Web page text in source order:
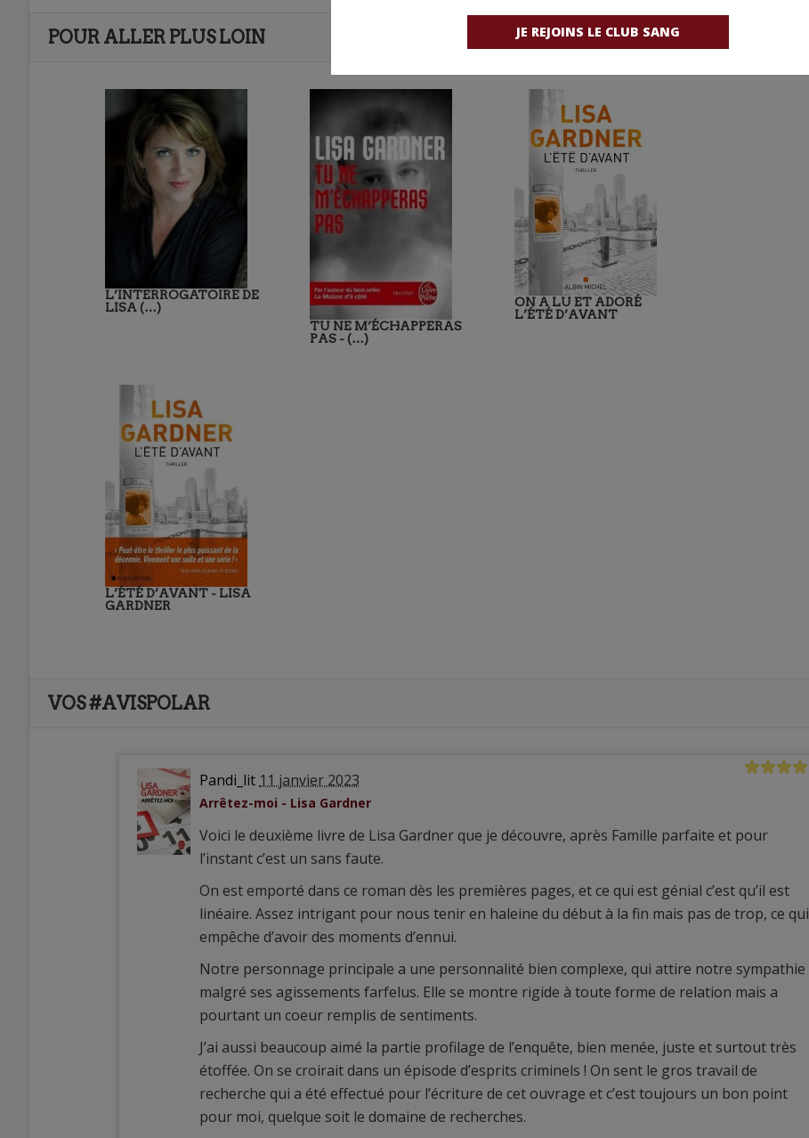
JE REJOINS LE CLUB SANG
POUR ALLER PLUS LOIN
L’INTERROGATOIRE DE
LISA (…)
TU NE M’ÉCHAPPERAS
PAS - (…)
ON A LU ET ADORÉ
L’ÉTÉ D’AVANT
L’ÉTÉ D’AVANT - LISA
GARDNER
VOS #AVISPOLAR
Pandi_lit11 janvier 2023
Arrêtez-moi - Lisa Gardner
Voici le deuxième livre de Lisa Gardner que je découvre, après Famille parfaite et pour
l’instant c’est un sans faute.
On est emporté dans ce roman dès les premières pages, et ce qui est génial c’est qu’il est
linéaire. Assez intrigant pour nous tenir en haleine du début à la fin mais pas de trop, ce qui
empêche d’avoir des moments d’ennui.
Notre personnage principale a une personnalité bien complexe, qui attire notre sympathie
malgré ses agissements farfelus. Elle se montre rigide à toute forme de relation mais a
pourtant un coeur remplis de sentiments.
J’ai aussi beaucoup aimé la partie profilage de l’enquête, bien menée, juste et surtout très
étoffée. On se croirait dans un épisode d’esprits criminels ! On sent le gros travail de
recherche qui a été effectué pour l’écriture de cet ouvrage et c’est toujours un bon point
pour moi, quelque soit le domaine de recherches.